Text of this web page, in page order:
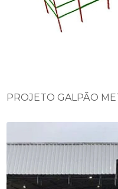
PROJETO GALPÃO